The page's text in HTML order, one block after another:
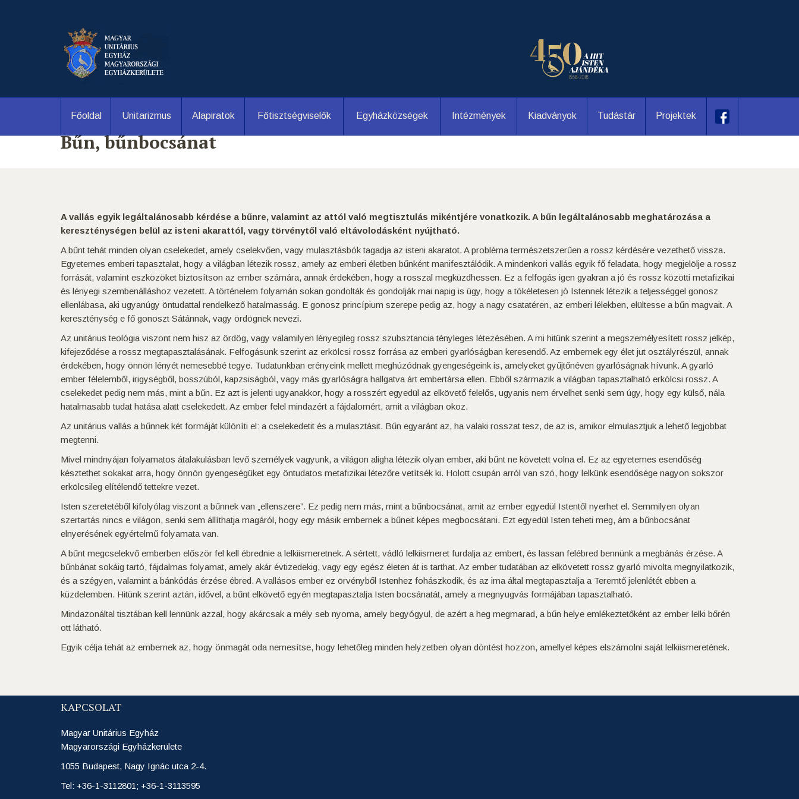
Főoldal Unitarizmus Alapiratok Főtisztségviselők Egyházközségek Intézmények Kiadványok Tudástár Projektek
Bűn, bűnbocsánat
A vallás egyik legáltalánosabb kérdése a bűnre, valamint az attól való megtisztulás mikéntjére vonatkozik. A bűn legáltalánosabb meghatározása a
kereszténységen belül az isteni akarattól, vagy törvénytől való eltávolodásként nyújtható.
A bűnt tehát minden olyan cselekedet, amely cselekvően, vagy mulasztásbók tagadja az isteni akaratot. A probléma természetszerűen a rossz kérdésére vezethető vissza.
Egyetemes emberi tapasztalat, hogy a világban létezik rossz, amely az emberi életben bűnként manifesztálódik. A mindenkori vallás egyik fő feladata, hogy megjelölje a rossz
forrását, valamint eszközöket biztosítson az ember számára, annak érdekében, hogy a rosszal megküzdhessen. Ez a felfogás igen gyakran a jó és rossz közötti metafizikai
és lényegi szembenálláshoz vezetett. A történelem folyamán sokan gondolták és gondolják mai napig is úgy, hogy a tökéletesen jó Istennek létezik a teljességgel gonosz
ellenlábasa, aki ugyanúgy öntudattal rendelkező hatalmasság. E gonosz princípium szerepe pedig az, hogy a nagy csatatéren, az emberi lélekben, elültesse a bűn magvait. A
kereszténység e fő gonoszt Sátánnak, vagy ördögnek nevezi.
Az unitárius teológia viszont nem hisz az ördög, vagy valamilyen lényegileg rossz szubsztancia tényleges létezésében. A mi hitünk szerint a megszemélyesített rossz jelkép,
kifejeződése a rossz megtapasztalásának. Felfogásunk szerint az erkölcsi rossz forrása az emberi gyarlóságban keresendő. Az embernek egy élet jut osztályrészül, annak
érdekében, hogy önnön lényét nemesebbé tegye. Tudatunkban erényeink mellett meghúzódnak gyengeségeink is, amelyeket gyűjtőnéven gyarlóságnak hívunk. A gyarló
ember félelemből, irigységből, bosszúból, kapzsiságból, vagy más gyarlóságra hallgatva árt embertársa ellen. Ebből származik a világban tapasztalható erkölcsi rossz. A
cselekedet pedig nem más, mint a bűn. Ez azt is jelenti ugyanakkor, hogy a rosszért egyedül az elkövető felelős, ugyanis nem érvelhet senki sem úgy, hogy egy külső, nála
hatalmasabb tudat hatása alatt cselekedett. Az ember felel mindazért a fájdalomért, amit a világban okoz.
Az unitárius vallás a bűnnek két formáját különíti el: a cselekedetit és a mulasztásit. Bűn egyaránt az, ha valaki rosszat tesz, de az is, amikor elmulasztjuk a lehető legjobbat
megtenni.
Mivel mindnyájan folyamatos átalakulásban levő személyek vagyunk, a világon aligha létezik olyan ember, aki bűnt ne követett volna el. Ez az egyetemes esendőség
késztethet sokakat arra, hogy önnön gyengeségüket egy öntudatos metafizikai létezőre vetítsék ki. Holott csupán arról van szó, hogy lelkünk esendősége nagyon sokszor
erkölcsileg elítélendő tettekre vezet.
Isten szeretetéből kifolyólag viszont a bűnnek van „ellenszere”. Ez pedig nem más, mint a bűnbocsánat, amit az ember egyedül Istentől nyerhet el. Semmilyen olyan
szertartás nincs e világon, senki sem állíthatja magáról, hogy egy másik embernek a bűneit képes megbocsátani. Ezt egyedül Isten teheti meg, ám a bűnbocsánat
elnyerésének egyértelmű folyamata van.
A bűnt megcselekvő emberben először fel kell ébrednie a lelkiismeretnek. A sértett, vádló lelkiismeret furdalja az embert, és lassan felébred bennünk a megbánás érzése. A
bűnbánat sokáig tartó, fájdalmas folyamat, amely akár évtizedekig, vagy egy egész életen át is tarthat. Az ember tudatában az elkövetett rossz gyarló mivolta megnyilatkozik,
és a szégyen, valamint a bánkódás érzése ébred. A vallásos ember ez örvényből Istenhez fohászkodik, és az ima által megtapasztalja a Teremtő jelenlétét ebben a
küzdelemben. Hitünk szerint aztán, idővel, a bűnt elkövető egyén megtapasztalja Isten bocsánatát, amely a megnyugvás formájában tapasztalható.
Mindazonáltal tisztában kell lennünk azzal, hogy akárcsak a mély seb nyoma, amely begyógyul, de azért a heg megmarad, a bűn helye emlékeztetőként az ember lelki bőrén
ott látható.
Egyik célja tehát az embernek az, hogy önmagát oda nemesítse, hogy lehetőleg minden helyzetben olyan döntést hozzon, amellyel képes elszámolni saját lelkiismeretének.
KAPCSOLAT
Magyar Unitárius Egyház
Magyarországi Egyházkerülete
1055 Budapest, Nagy Ignác utca 2-4.
Tel: +36-1-3112801; +36-1-3113595